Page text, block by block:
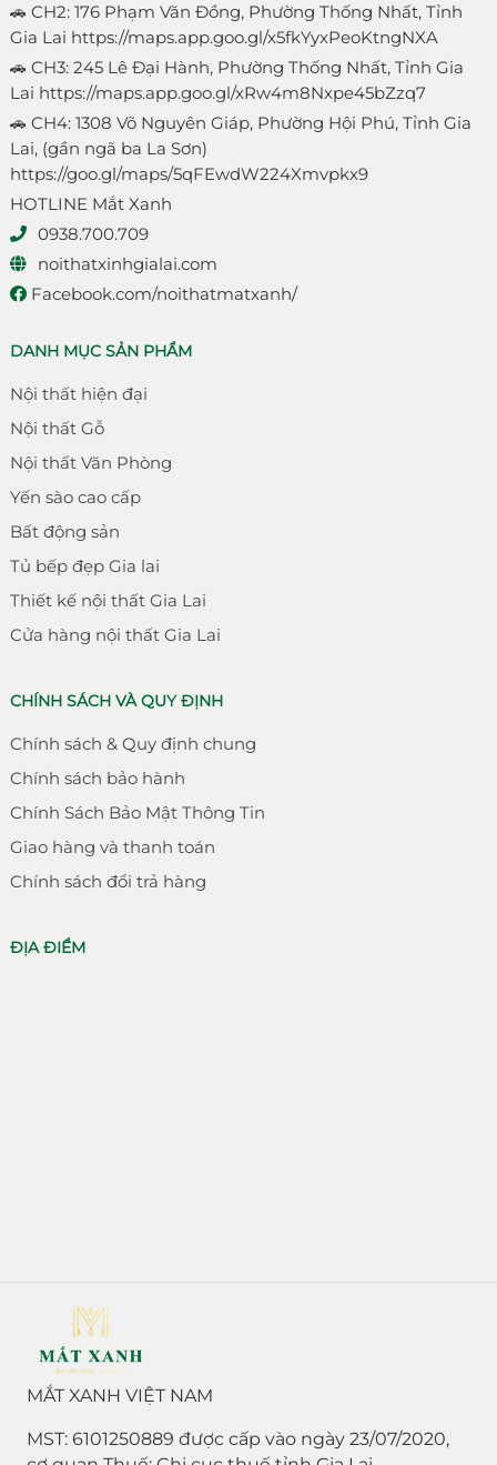
🚗 CH2: 176 Phạm Văn Đồng, Phường Thống Nhất, Tỉnh
Gia Lai https://maps.app.goo.gl/x5fkYyxPeoKtngNXA
🚗 CH3: 245 Lê Đại Hành, Phường Thống Nhất, Tỉnh Gia
Lai https://maps.app.goo.gl/xRw4m8Nxpe45bZzq7
🚗 CH4: 1308 Võ Nguyên Giáp, Phường Hội Phú, Tỉnh Gia
Lai, (gần ngã ba La Sơn)
https://goo.gl/maps/5qFEwdW224Xmvpkx9
HOTLINE Mắt Xanh
0938.700.709
noithatxinhgialai.com
Facebook.com/noithatmatxanh/
DANH MỤC SẢN PHẨM
Nội thất hiện đại
Nội thất Gỗ
Nội thất Văn Phòng
Yến sào cao cấp
Bất động sản
Tủ bếp đẹp Gia lai
Thiết kế nội thất Gia Lai
Cửa hàng nội thất Gia Lai
CHÍNH SÁCH VÀ QUY ĐỊNH
Chính sách & Quy định chung
Chính sách bảo hành
Chính Sách Bảo Mật Thông Tin
Giao hàng và thanh toán
Chính sách đổi trả hàng
ĐỊA ĐIỂM
MẮT XANH VIỆT NAM
MST: 6101250889 được cấp vào ngày 23/07/2020,